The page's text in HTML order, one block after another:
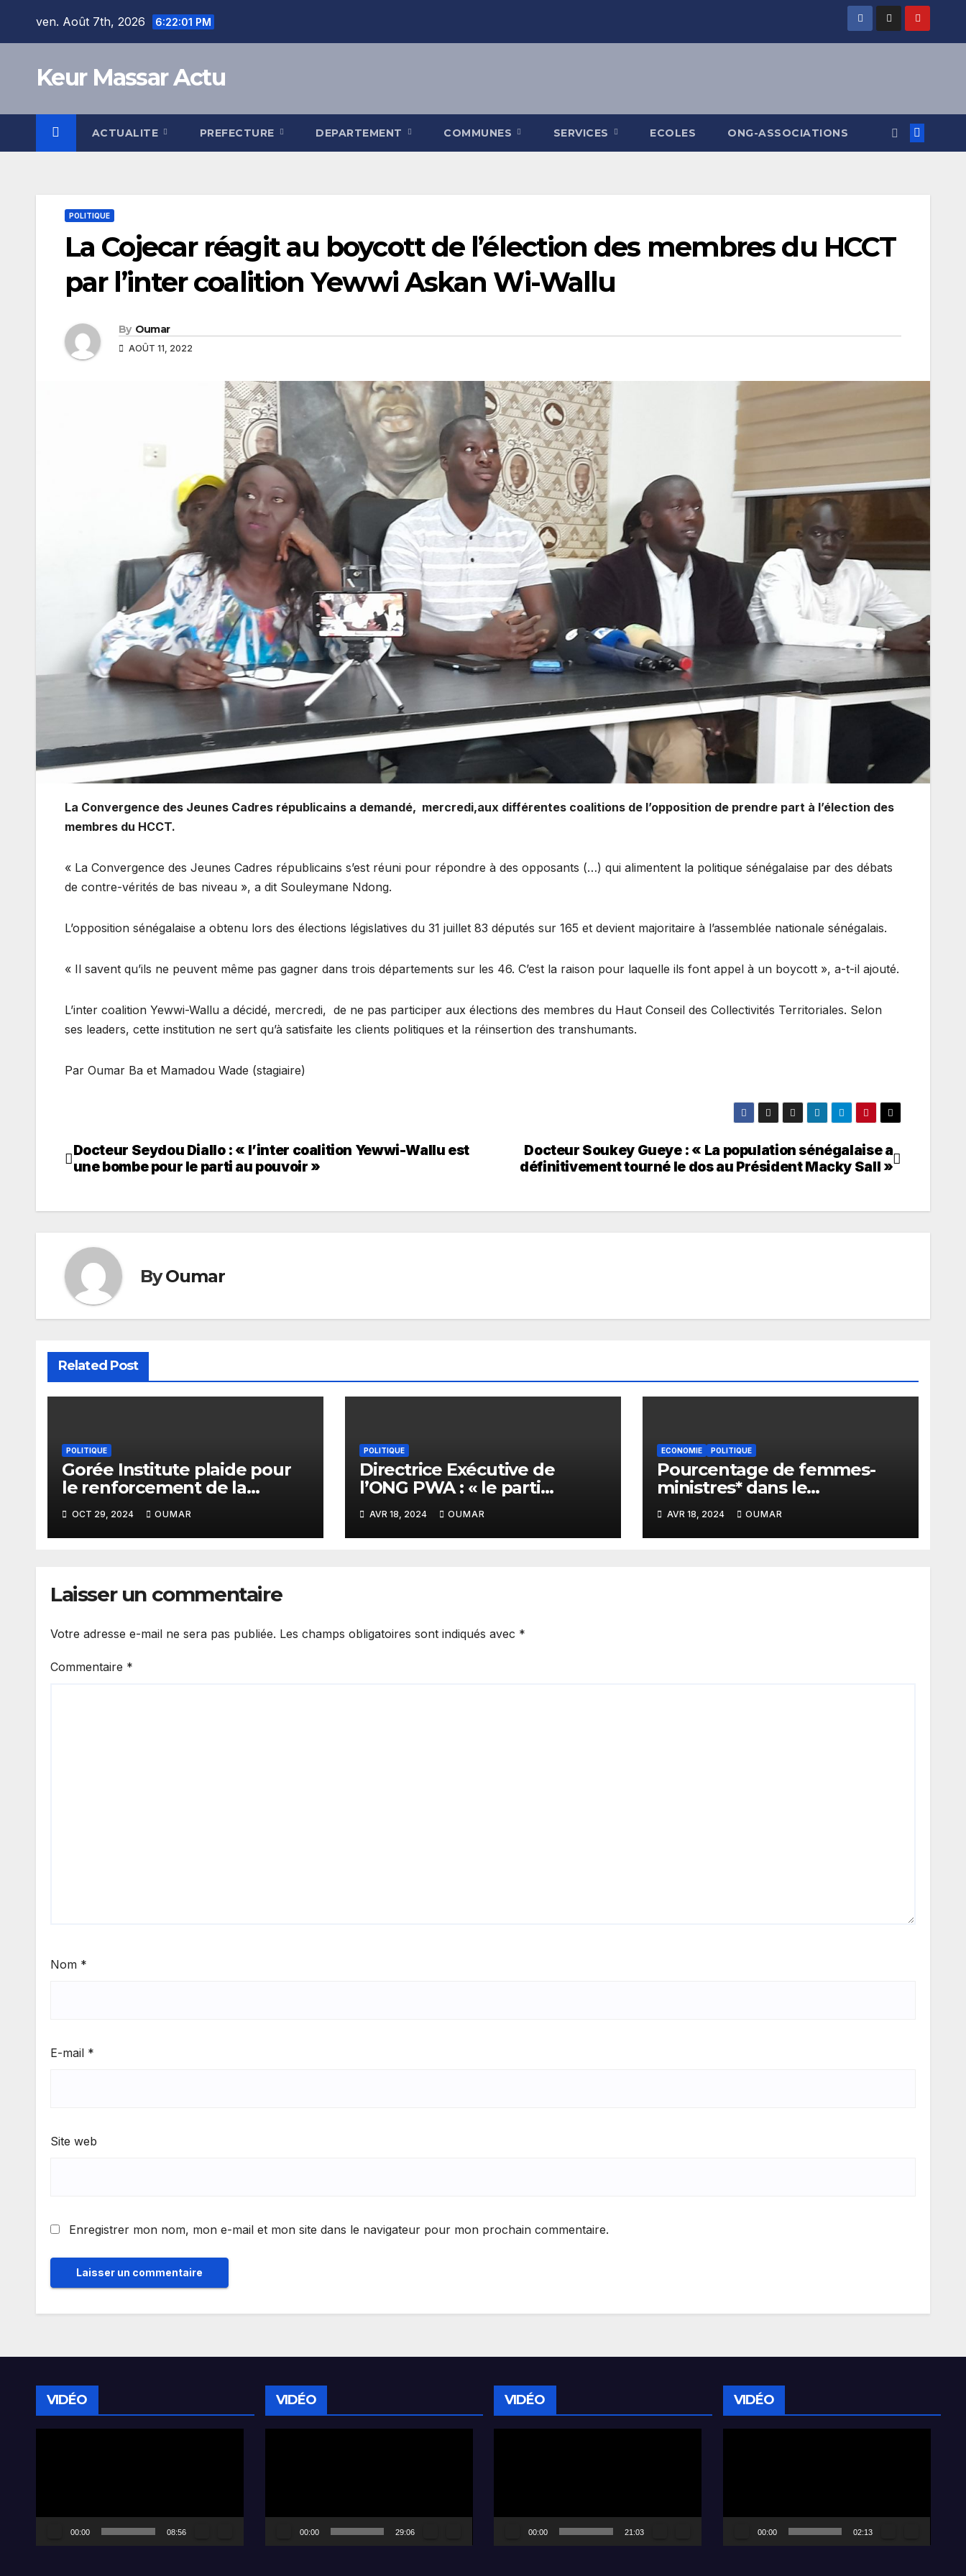
ven. Août 7th, 2026 6:22:02 PM
Keur Massar Actu
ACTUALITE PREFECTURE DEPARTEMENT COMMUNES SERVICES ECOLES ONG-ASSOCIATIONS
POLITIQUE
La Cojecar réagit au boycott de l’élection des membres du HCCT
par l’inter coalition Yewwi Askan Wi-Wallu
By Oumar
AOÛT 11, 2022
La Convergence des Jeunes Cadres républicains a demandé, mercredi,aux différentes coalitions de l’opposition de prendre part à l’élection des
membres du HCCT.
« La Convergence des Jeunes Cadres républicains s’est réuni pour répondre à des opposants (…) qui alimentent la politique sénégalaise par des débats
de contre-vérités de bas niveau », a dit Souleymane Ndong.
L’opposition sénégalaise a obtenu lors des élections législatives du 31 juillet 83 députés sur 165 et devient majoritaire à l’assemblée nationale sénégalais.
« Il savent qu’ils ne peuvent même pas gagner dans trois départements sur les 46. C’est la raison pour laquelle ils font appel à un boycott », a-t-il ajouté.
L’inter coalition Yewwi-Wallu a décidé, mercredi, de ne pas participer aux élections des membres du Haut Conseil des Collectivités Territoriales. Selon
ses leaders, cette institution ne sert qu’à satisfaite les clients politiques et la réinsertion des transhumants.
Par Oumar Ba et Mamadou Wade (stagiaire)
Navigation
l’article
Docteur Soukey Gueye : « La population sénégalaise a
définitivement tourné le dos au Président Macky Sall »
Docteur Seydou Diallo : « l’inter coalition Yewwi-Wallu est
une bombe pour le parti au pouvoir »
ByOumar
Related Post
POLITIQUE
Gorée Institute plaide pour
le renforcement de la
collaboration entre les OSC
et la CEDEAO en matière de
démocratie et de la bonne
OCT 29, 2024 OUMAR
POLITIQUE
Directrice Exécutive de
l’ONG PWA : « le parti
PASTEF et sa coalition sont
très masculins »
AVR 18, 2024 OUMAR
ECONOMIE POLITIQUE
Pourcentage de femmes-
ministres* dans le
gouvernement de Sonko : Le
plus bas niveau depuis 2012
AVR 18, 2024 OUMAR
Laisser un commentaire
Votre adresse e-mail ne sera pas publiée. Les champs obligatoires sont indiqués avec *
Commentaire *
Nom *
E-mail *
Site web
Enregistrer mon nom, mon e-mail et mon site dans le navigateur pour mon prochain commentaire.
VIDÉO
00:00 08:56
VIDÉO
00:00 29:06
VIDÉO
00:00 21:03
VIDÉO
00:00 02:13